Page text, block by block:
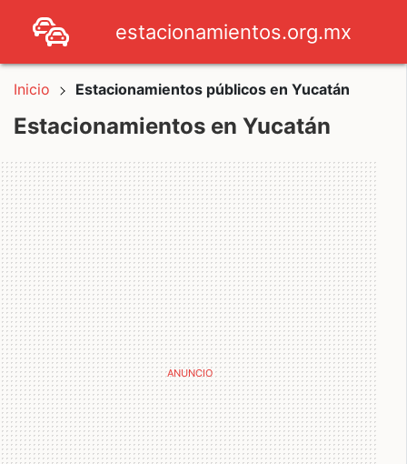
estacionamientos.org.mx
Inicio Estacionamientos públicos en Yucatán
Estacionamientos en Yucatán